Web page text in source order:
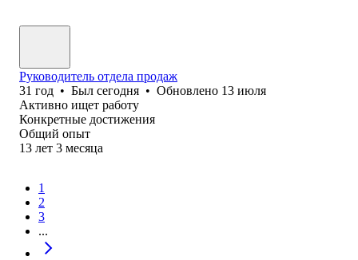
Руководитель отдела продаж
31 год • Был сегодня • Обновлено 13 июля
Активно ищет работу
Конкретные достижения
Общий опыт
13 лет 3 месяца
1
2
3
...